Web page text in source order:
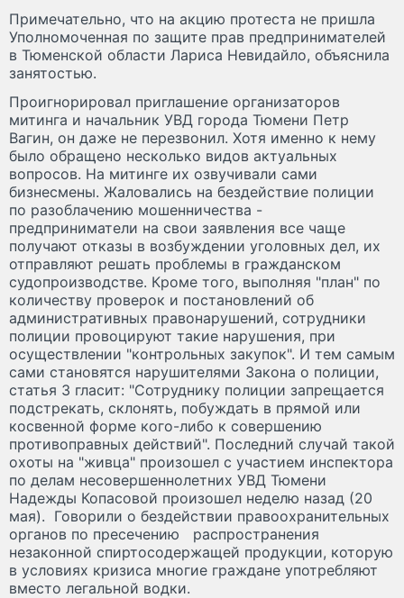
Примечательно, что на акцию протеста не пришла
Уполномоченная по защите прав предпринимателей
в Тюменской области Лариса Невидайло, объяснила
занятостью.
Проигнорировал приглашение организаторов
митинга и начальник УВД города Тюмени Петр
Вагин, он даже не перезвонил. Хотя именно к нему
было обращено несколько видов актуальных
вопросов. На митинге их озвучивали сами
бизнесмены. Жаловались на бездействие полиции
по разоблачению мошенничества -
предприниматели на свои заявления все чаще
получают отказы в возбуждении уголовных дел, их
отправляют решать проблемы в гражданском
судопроизводстве. Кроме того, выполняя "план" по
количеству проверок и постановлений об
административных правонарушений, сотрудники
полиции провоцируют такие нарушения, при
осуществлении "контрольных закупок". И тем самым
сами становятся нарушителями Закона о полиции,
статья 3 гласит: "Сотруднику полиции запрещается
подстрекать, склонять, побуждать в прямой или
косвенной форме кого-либо к совершению
противоправных действий". Последний случай такой
охоты на "живца" произошел с участием инспектора
по делам несовершеннолетних УВД Тюмени
Надежды Копасовой произошел неделю назад (20
мая). Говорили о бездействии правоохранительных
органов по пресечению распространения
незаконной спиртосодержащей продукции, которую
в условиях кризиса многие граждане употребляют
вместо легальной водки.